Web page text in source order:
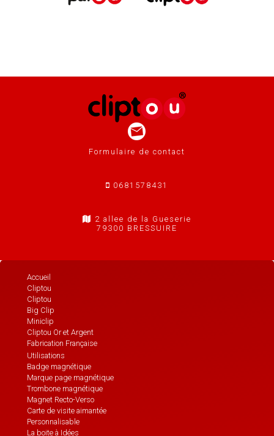
Formulaire de contact
0681578431
2 allee de la Gueserie
79300 BRESSUIRE
Accueil
Cliptou
Cliptou
Big Clip
Miniclip
Cliptou Or et Argent
Fabrication Française
Utilisations
Badge magnétique
Marque page magnétique
Trombone magnétique
Magnet Recto-Verso
Carte de visite aimantée
Personnalisable
La boite à Idées